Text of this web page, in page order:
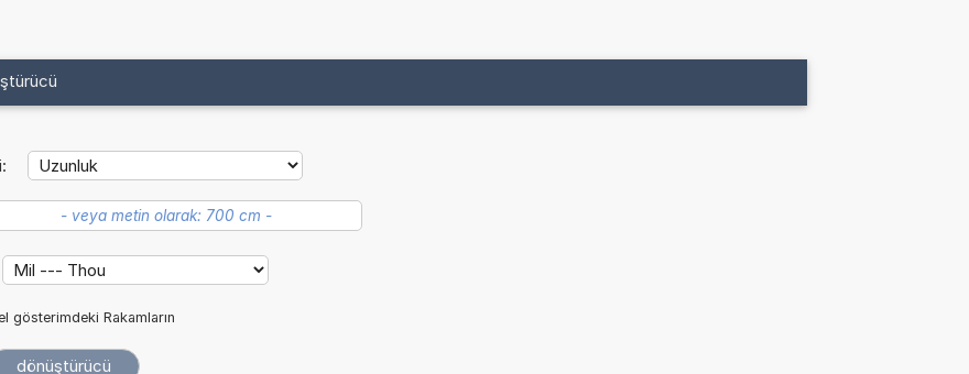
gösterimdeki Rakamların